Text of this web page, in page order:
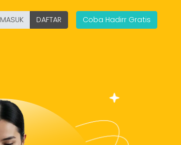
MASUK DAFTAR Coba Hadirr Gratis